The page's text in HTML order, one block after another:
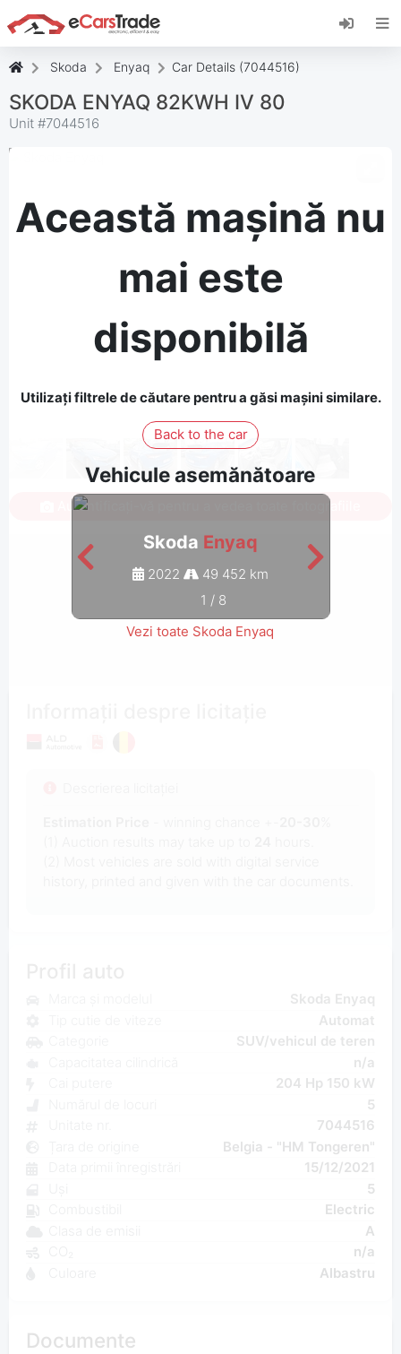
Instalați aplicația web eCarsTrade, adăugați-o
pe ecranul de pornire și primiți actualizări
Skoda Enyaq Car Details (7044516)
SKODA ENYAQ 82KWH IV 80
Unit #7044516
Această mașină nu
mai este
disponibilă
Utilizați filtrele de căutare pentru a găsi mașini similare.
Back to the car
Vehicule asemănătoare
Skoda Enyaq
2022
49 452 km
1 / 8
Vezi toate Skoda Enyaq
Autentificați-vă pentru a vedea toate fotografiile
Skoda Enyaq
Automat
SUV/vehicul de teren
n/a
204 Hp 150 kW
5
7044516
Belgia - "HM Tongeren"
15/12/2021
5
Electric
A
n/a
Albastru
Documente